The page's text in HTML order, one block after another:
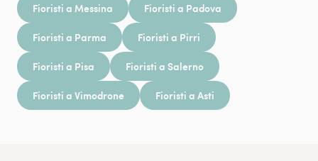
Fioristi a Messina Fioristi a Padova
Fioristi a Parma Fioristi a Pirri
Fioristi a Pisa Fioristi a Salerno
Fioristi a Vimodrone Fioristi a Asti